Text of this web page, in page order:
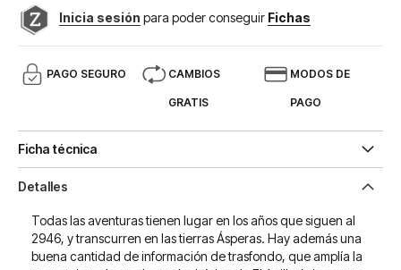
Inicia sesión para poder conseguir Fichas
PAGO SEGURO CAMBIOS
GRATIS
MODOS DE
PAGO
Ficha técnica
Detalles
Todas las aventuras tienen lugar en los años que siguen al
2946, y transcurren en las tierras Ásperas. Hay además una
buena cantidad de información de trasfondo, que amplía la